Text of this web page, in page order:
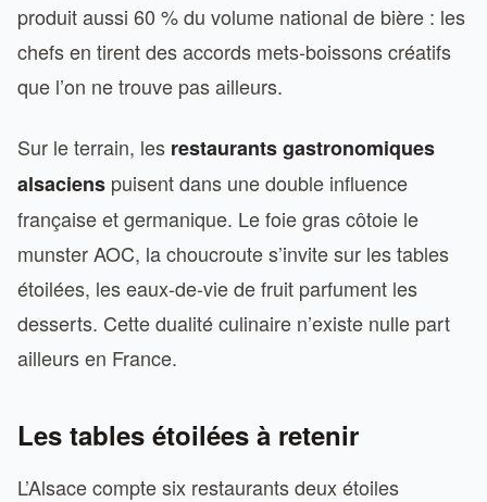
produit aussi 60 % du volume national de bière : les
chefs en tirent des accords mets-boissons créatifs
que l’on ne trouve pas ailleurs.
Sur le terrain, les restaurants gastronomiques
alsaciens puisent dans une double influence
française et germanique. Le foie gras côtoie le
munster AOC, la choucroute s’invite sur les tables
étoilées, les eaux-de-vie de fruit parfument les
desserts. Cette dualité culinaire n’existe nulle part
ailleurs en France.
Les tables étoilées à retenir
L’Alsace compte six restaurants deux étoiles